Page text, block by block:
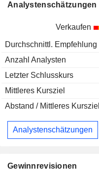
Analystenschätzungen
Verkaufen
Durchschnittl. Empfehlung
Anzahl Analysten
Letzter Schlusskurs
Mittleres Kursziel
Abstand / Mittleres Kursziel
Analystenschätzungen
Gewinnrevisionen